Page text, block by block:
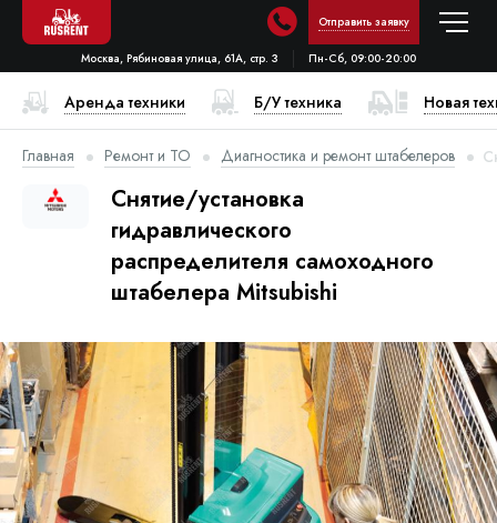
Отправить заявку
Москва, Рябиновая улица, 61А, стр. 3 Пн-Сб, 09:00-20:00
Аренда техники Б/У техника Новая
Главная Ремонт и ТО Диагностика и ремонт штабелеров
Снятие/установка
гидравлического
распределителя самоходного
штабелера Mitsubishi